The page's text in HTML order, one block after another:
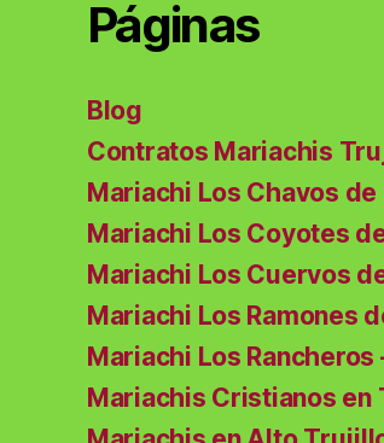
Páginas
Blog
Contratos Mariachis
Mariachi Los Chavos
Mariachi Los Coyotes
Mariachi Los Cuervos
Mariachi Los Ramones
Mariachi Los
Mariachis Cristianos en